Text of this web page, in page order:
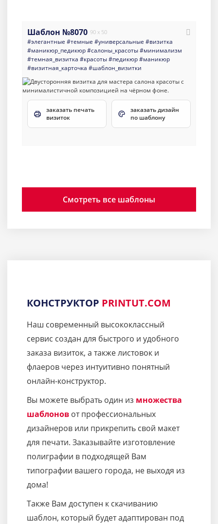
Шаблон №8070 90 x 50
#элегантные #темные #универсальные #визитка
#маникюр_педикюр#салоны_красоты#минимализм
#темная_визитка #красоты#педикюр#маникюр
#визитная_карточка #шаблон_визитки
заказать печать
визиток
заказать дизайн
по шаблону
Смотреть все шаблоны
КОНСТРУКТОР PRINTUT.COM
Наш современный высококлассный
сервис создан для быстрого и удобного
заказа визиток, а также листовок и
флаеров через интуитивно понятный
онлайн-конструктор.
Вы можете выбрать один из множества
шаблонов от профессиональных
дизайнеров или прикрепить свой макет
для печати. Заказывайте изготовление
полиграфии в подходящей Вам
типографии вашего города, не выходя из
дома!
Также Вам доступен к скачиванию
шаблон, который будет адаптирован под